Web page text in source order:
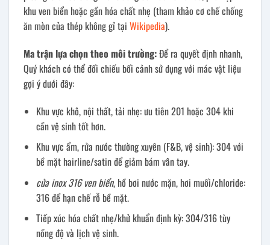
khu ven biển hoặc gần hóa chất nhẹ (tham khảo cơ chế chống
ăn mòn của thép không gỉ tại Wikipedia).
Ma trận lựa chọn theo môi trường:Để ra quyết định nhanh,
Quý khách có thể đối chiếu bối cảnh sử dụng với mác vật liệu
gợi ý dưới đây:
Khu vực khô, nội thất, tải nhẹ: ưu tiên 201 hoặc 304 khi
cần vệ sinh tốt hơn.
Khu vực ẩm, rửa nước thường xuyên (F&B, vệ sinh): 304 với
bề mặt hairline/satin để giảm bám vân tay.
cửa inox 316 ven biển, hồ bơi nước mặn, hơi muối/chloride:
316 để hạn chế rỗ bề mặt.
Tiếp xúc hóa chất nhẹ/khử khuẩn định kỳ: 304/316 tùy
nồng độ và lịch vệ sinh.